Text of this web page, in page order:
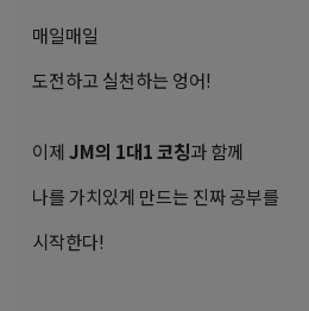
매일매일
도전하고 실천하는 엉어!
이제 JM의 1대1 코칭과 함께
나를 가치있게 만드는 진짜 공부를
시작한다!